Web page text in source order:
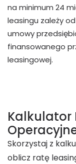
na minimum 24
leasingu zależy
umowy
finansowanego
leasingowej.
Kalkulator
Skorzystaj z
oblicz ratę